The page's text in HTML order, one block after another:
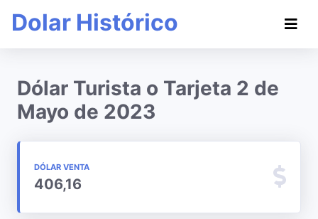
Dolar Histórico
Dólar Turista o Tarjeta 2 de
Mayo de 2023
DÓLAR VENTA
406,16